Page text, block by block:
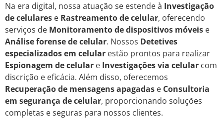
Na era digital, nossa atuação se estende à Investigação
de celulares e Rastreamento de celular, oferecendo
serviços de Monitoramento de dispositivos móveis e
Análise forense de celular. Nossos Detetives
especializados em celular estão prontos para realizar
Espionagem de celular e Investigações via celular com
discrição e eficácia. Além disso, oferecemos
Recuperação de mensagens apagadas e Consultoria
em segurança de celular, proporcionando soluções
completas e seguras para nossos clientes.